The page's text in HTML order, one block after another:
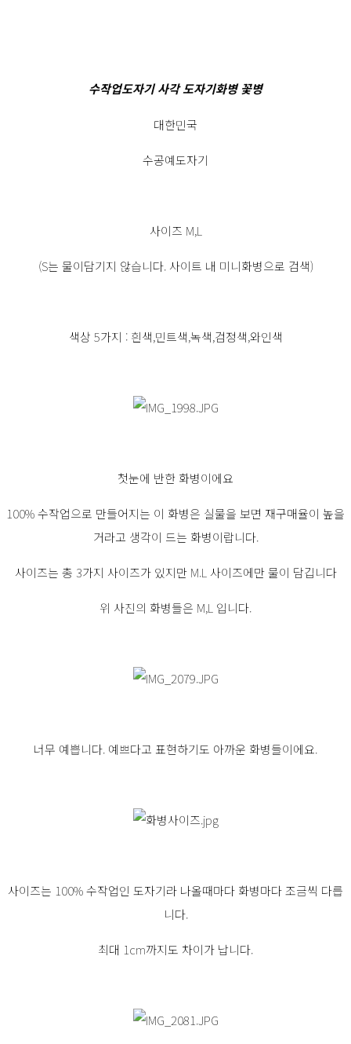
수작업도자기 사각 도자기화병 꽃병
대한민국
수공예도자기
사이즈 M,L
(S는 물이담기지 않습니다. 사이트 내 미니화병으로 검색)
색상 5가지 : 흰색,민트색,녹색,검정색,와인색
첫눈에 반한 화병이에요
100% 수작업으로 만들어지는 이 화병은 실물을 보면 재구매율이 높을
거라고 생각이 드는 화병이랍니다.
사이즈는 총 3가지 사이즈가 있지만 M.L 사이즈에만 물이 담깁니다
위 사진의 화병들은 M,L 입니다.
너무 예쁩니다. 예쁘다고 표현하기도 아까운 화병들이에요.
사이즈는 100% 수작업인 도자기라 나올때마다 화병마다 조금씩 다릅
니다.
최대 1cm까지도 차이가 납니다.